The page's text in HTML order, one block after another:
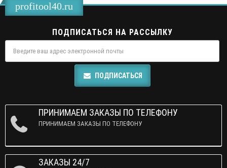
profitool40.ru
ПОДПИСАТЬСЯ НА РАССЫЛКУ
ПОДПИСАТЬСЯ
ПРИНИМАЕМ ЗАКАЗЫ ПО ТЕЛЕФОНУ
ПРИНИМАЕМ ЗАКАЗЫ ПО ТЕЛЕФОНУ
ЗАКАЗЫ 24/7